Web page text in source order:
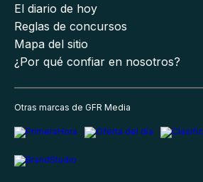
El diario de hoy
Reglas de concursos
Mapa del sitio
¿Por qué confiar en nosotros?
Otras marcas de GFR Media